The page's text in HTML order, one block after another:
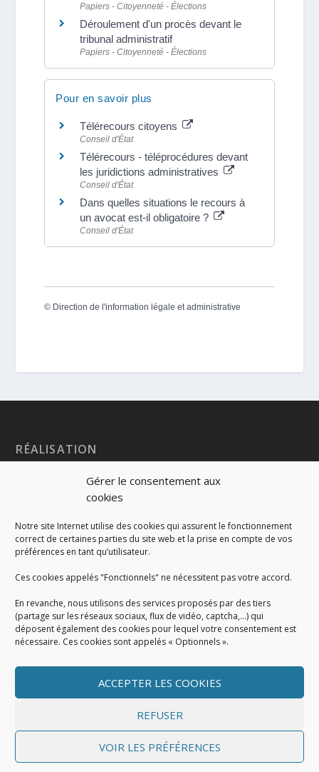
Gérer le consentement aux
cookies
Notre site Internet utilise des cookies qui assurent le fonctionnement
correct de certaines parties du site web et la prise en compte de vos
préférences en tant qu’utilisateur.
Ces cookies appelés "Fonctionnels" ne nécessitent pas votre accord.
En revanche, nous utilisons des services proposés par des tiers
(partage sur les réseaux sociaux, flux de vidéo, captcha,...) qui
déposent également des cookies pour lequel votre consentement est
nécessaire. Ces cookies sont appelés « Optionnels ».
ACCEPTER LES COOKIES
REFUSER
VOIR LES PRÉFÉRENCES
Papiers - Citoyenneté - Élections
Déroulement d'un procès devant le
tribunal administratif
Papiers - Citoyenneté - Élections
Pour en savoir plus
Télérecours citoyens
Conseil d'État
Télérecours - téléprocédures devant
les juridictions administratives
Conseil d'État
Dans quelles situations le recours à
un avocat est-il obligatoire ?
Conseil d'État
© Direction de l'information légale et administrative
RÉALISATION
MENTIONS LÉGALES
Politique de cookies